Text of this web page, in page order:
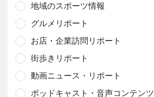
地域のスポーツ情報
グルメリポート
お店・企業訪問リポート
街歩きリポート
動画ニュース・リポート
ポッドキャスト・音声コンテンツ